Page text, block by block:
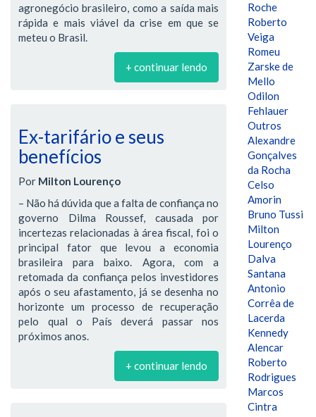
agronegócio brasileiro, como a saída mais
rápida e mais viável da crise em que se
meteu o Brasil.
+ continuar lendo
Ex-tarifário e seus
benefícios
Por Milton Lourenço
– Não há dúvida que a falta de confiança no
governo Dilma Roussef, causada por
incertezas relacionadas à área fiscal, foi o
principal fator que levou a economia
brasileira para baixo. Agora, com a
retomada da confiança pelos investidores
após o seu afastamento, já se desenha no
horizonte um processo de recuperação
pelo qual o País deverá passar nos
próximos anos.
+ continuar lendo
Roche
Roberto
Veiga
Romeu
Zarske de
Mello
Odilon
Fehlauer
Outros
Alexandre
Gonçalves
da Rocha
Celso
Amorin
Bruno Tussi
Milton
Lourenço
Dalva
Santana
Antonio
Corrêa de
Lacerda
Kennedy
Alencar
Roberto
Rodrigues
Marcos
Cintra